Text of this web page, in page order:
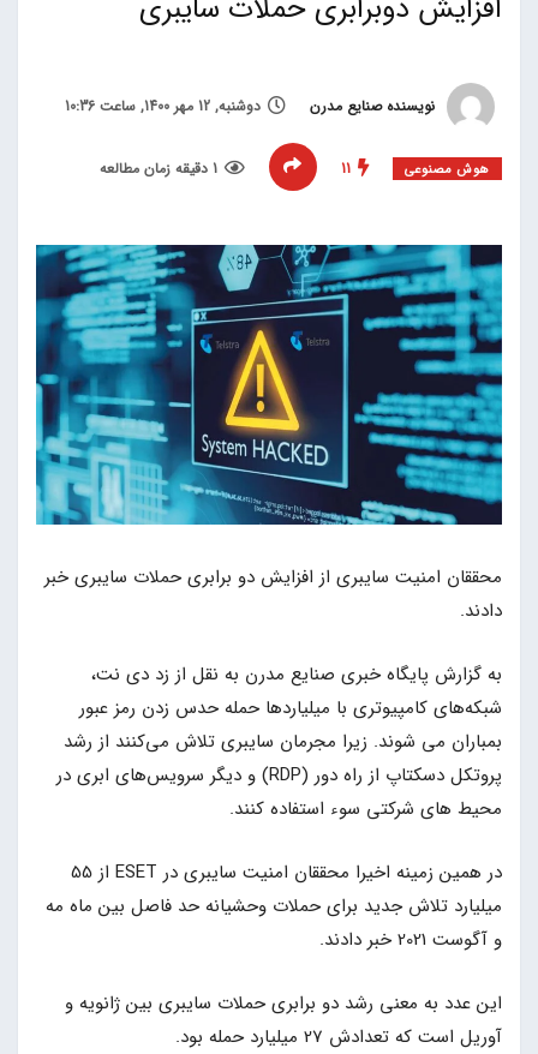
افزایش دوبرابری حملات سایبری
نویسنده صنایع مدرن دوشنبه, 12 مهر 1400, ساعت 10:36
هوش مصنوعی 11 1 دقیقه زمان مطالعه
محققان امنیت سایبری از افزایش دو برابری حملات سایبری خبر
دادند.
به گزارش پایگاه خبری صنایع مدرن به نقل از زد دی نت،
شبکه‌های کامپیوتری با میلیاردها حمله حدس زدن رمز عبور
بمباران می شوند. زیرا مجرمان سایبری تلاش می‌کنند از رشد
پروتکل دسکتاپ از راه دور (RDP) و دیگر سرویس‌های ابری در
محیط های شرکتی سوء استفاده کنند.
در همین زمینه اخیرا محققان امنیت سایبری در ESET از 55
میلیارد تلاش جدید برای حملات وحشیانه حد فاصل بین ماه مه
و آگوست 2021 خبر دادند.
این عدد به معنی رشد دو برابری حملات سایبری بین ژانویه و
آوریل است که تعدادش 27 میلیارد حمله بود.